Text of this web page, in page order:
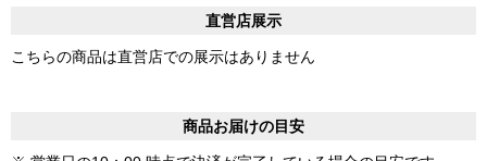
直営店展示
こちらの商品は直営店での展示はありません
商品お届けの目安